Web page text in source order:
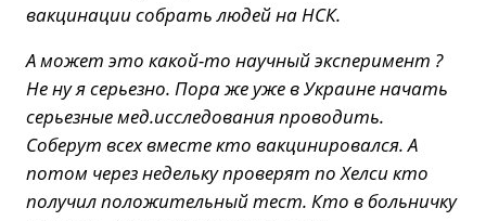
вакцинации собрать людей на НСК.
А может это какой-то научный эксперимент ?
Не ну я серьезно. Пора же уже в Украине начать
серьезные мед.исследования проводить.
Соберут всех вместе кто вакцинировался. А
потом через недельку проверят по Хелси кто
получил положительный тест. Кто в больничку